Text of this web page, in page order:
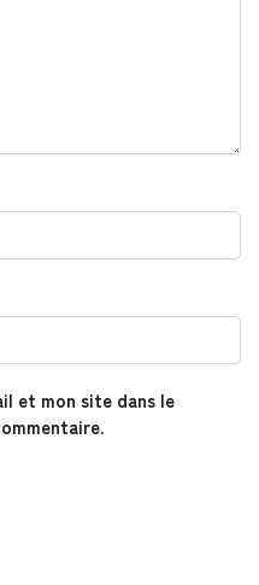
et mon site dans le